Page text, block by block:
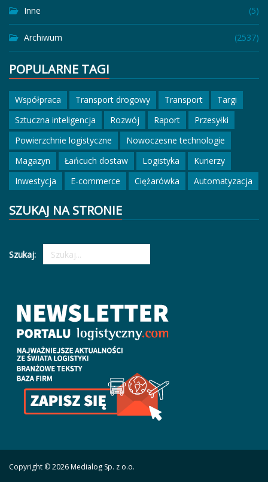
Inne (5)
Archiwum (2537)
POPULARNE TAGI
Współpraca Transport drogowy Transport
Targi
Sztuczna inteligencja
Rozwój Raport
Przesyłki
Powierzchnie logistyczne
Nowoczesne technologie
Magazyn
Łańcuch dostaw Logistyka
Kurierzy
Inwestycja
E-commerce Ciężarówka Automatyzacja
SZUKAJ NA STRONIE
Szukaj:
Copyright © 2026 Medialog Sp. z o.o.